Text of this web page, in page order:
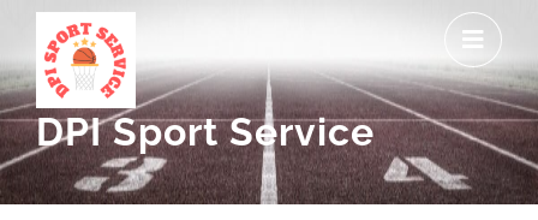
content
DPI Sport Service